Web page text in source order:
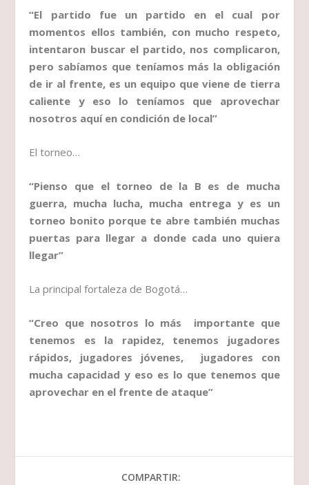
“El partido fue un partido en el cual por
momentos ellos también, con mucho respeto,
intentaron buscar el partido, nos complicaron,
pero sabíamos que teníamos más la obligación
de ir al frente, es un equipo que viene de tierra
caliente y eso lo teníamos que aprovechar
nosotros aquí en condición de local”
El torneo…
“Pienso que el torneo de la B es de mucha
guerra, mucha lucha, mucha entrega y es un
torneo bonito porque te abre también muchas
puertas para llegar a donde cada uno quiera
llegar”
La principal fortaleza de Bogotá…
“Creo que nosotros lo más importante que
tenemos es la rapidez, tenemos jugadores
rápidos, jugadores jóvenes, jugadores con
mucha capacidad y eso es lo que tenemos que
aprovechar en el frente de ataque”
COMPARTIR: